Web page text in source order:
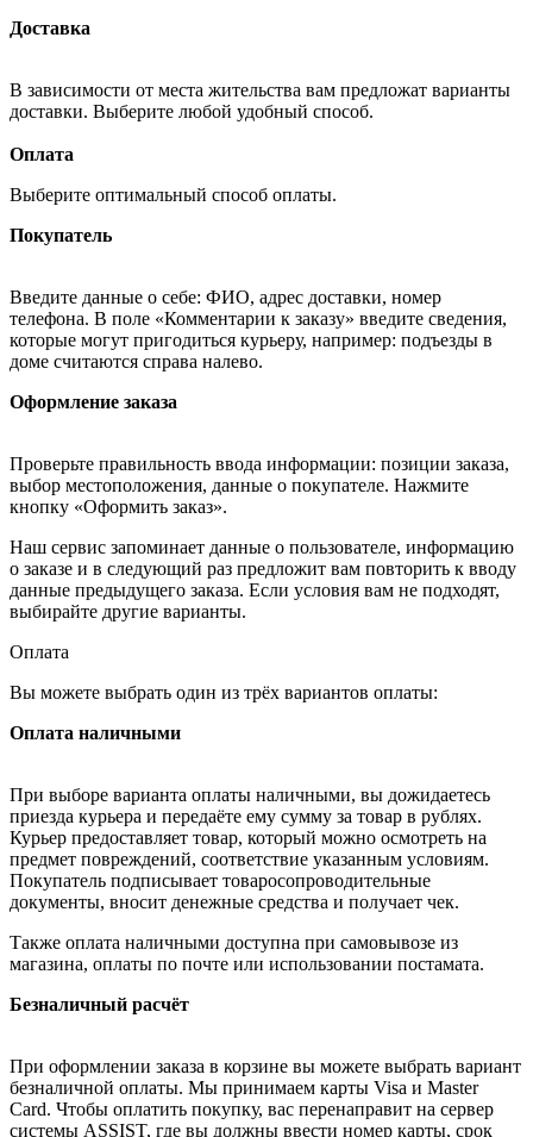
Доставка
В зависимости от места жительства вам предложат варианты
доставки. Выберите любой удобный способ.
Оплата
Выберите оптимальный способ оплаты.
Покупатель
Введите данные о себе: ФИО, адрес доставки, номер
телефона. В поле «Комментарии к заказу» введите сведения,
которые могут пригодиться курьеру, например: подъезды в
доме считаются справа налево.
Оформление заказа
Проверьте правильность ввода информации: позиции заказа,
выбор местоположения, данные о покупателе. Нажмите
кнопку «Оформить заказ».
Наш сервис запоминает данные о пользователе, информацию
о заказе и в следующий раз предложит вам повторить к вводу
данные предыдущего заказа. Если условия вам не подходят,
выбирайте другие варианты.
Оплата
Вы можете выбрать один из трёх вариантов оплаты:
Оплата наличными
При выборе варианта оплаты наличными, вы дожидаетесь
приезда курьера и передаёте ему сумму за товар в рублях.
Курьер предоставляет товар, который можно осмотреть на
предмет повреждений, соответствие указанным условиям.
Покупатель подписывает товаросопроводительные
документы, вносит денежные средства и получает чек.
Также оплата наличными доступна при самовывозе из
магазина, оплаты по почте или использовании постамата.
Безналичный расчёт
При оформлении заказа в корзине вы можете выбрать вариант
безналичной оплаты. Мы принимаем карты Visa и Master
Card. Чтобы оплатить покупку, вас перенаправит на сервер
системы ASSIST, где вы должны ввести номер карты, срок